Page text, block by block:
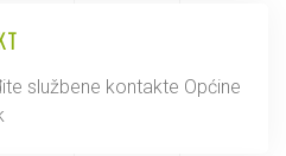
službene kontakte Općine